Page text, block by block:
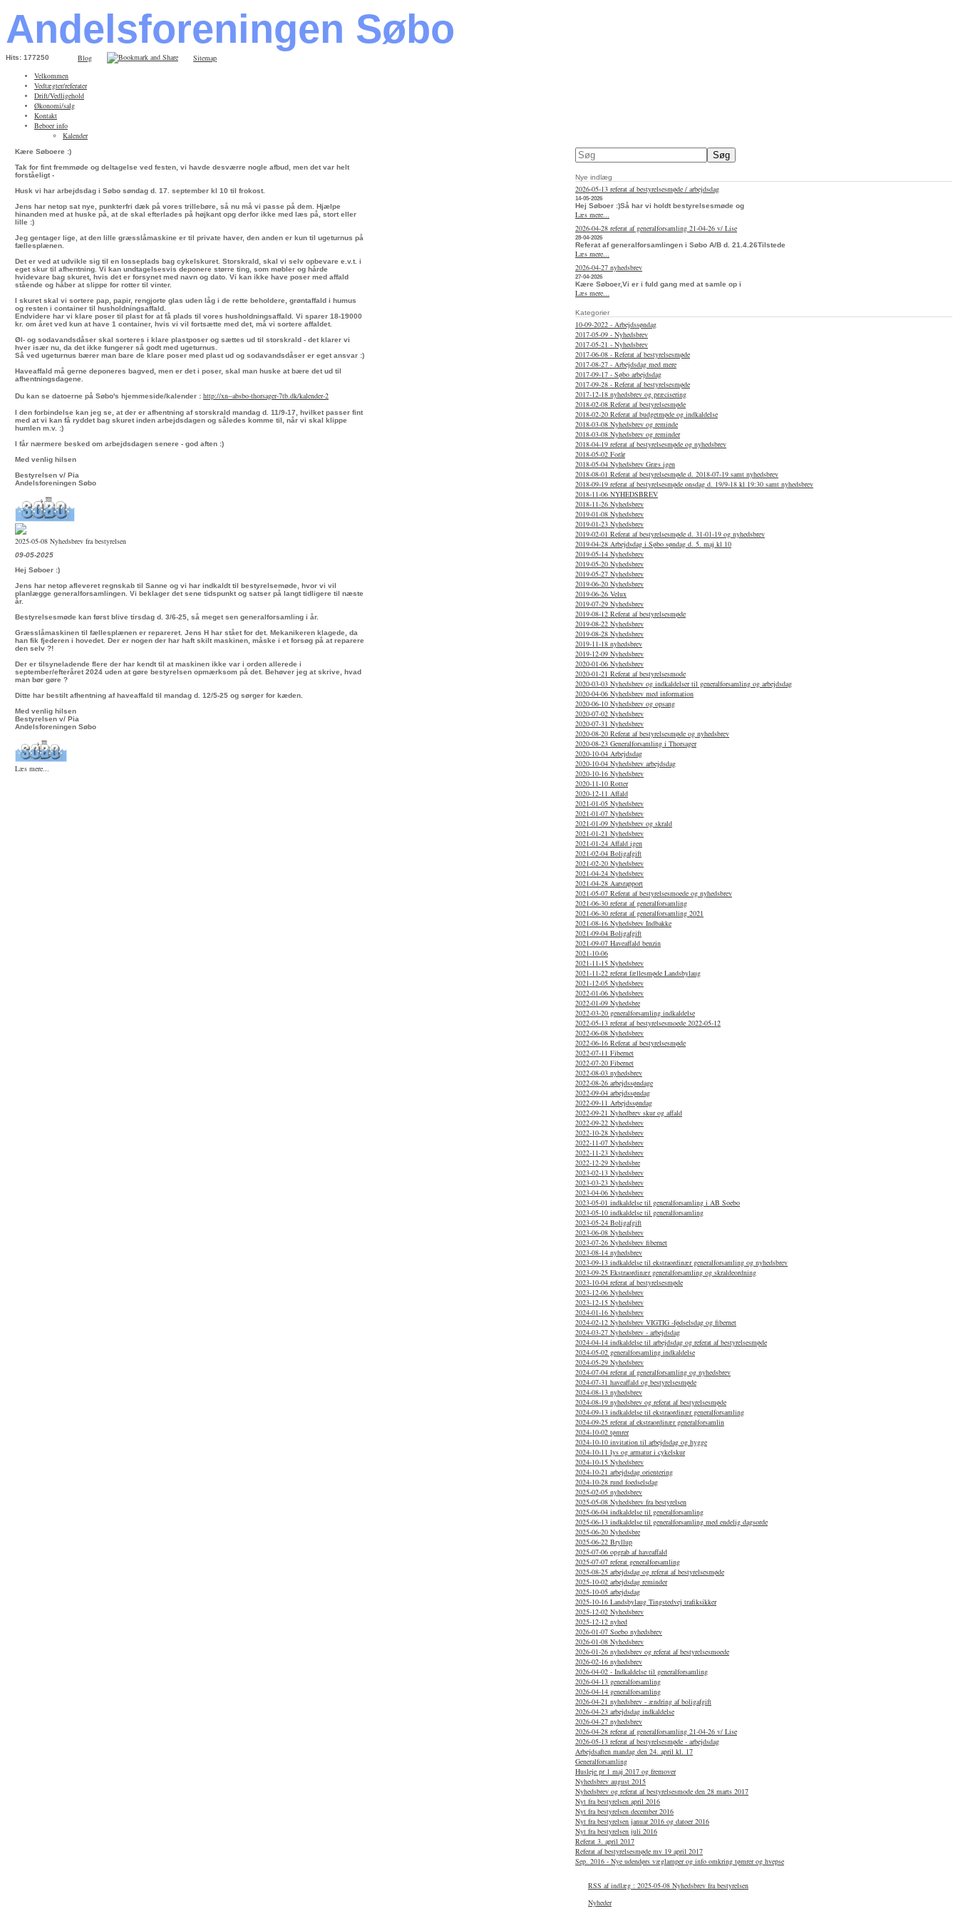
Andelsforeningen Søbo
Hits: 177250 Blog
Sitemap
Velkommen
Vedtægter/referater
Drift/Vedligehold
Økonomi/salg
Kontakt
Beboer info
Kalender
Kære Søboere :)
Tak for fint fremmøde og deltagelse ved festen, vi havde desværre nogle afbud, men det var helt
forståeligt -
Husk vi har arbejdsdag i Søbo søndag d. 17. september kl 10 til frokost.
Jens har netop sat nye, punkterfri dæk på vores trillebøre, så nu må vi passe på dem. Hjælpe
hinanden med at huske på, at de skal efterlades på højkant opg derfor ikke med læs på, stort eller
lille :)
Jeg gentager lige, at den lille græsslåmaskine er til private haver, den anden er kun til ugeturnus på
fællesplænen.
Det er ved at udvikle sig til en losseplads bag cykelskuret. Storskrald, skal vi selv opbevare e.v.t. i
eget skur til afhentning. Vi kan undtagelsesvis deponere større ting, som møbler og hårde
hvidevare bag skuret, hvis det er forsynet med navn og dato. Vi kan ikke have poser med affald
stående og håber at slippe for rotter til vinter.
I skuret skal vi sortere pap, papir, rengjorte glas uden låg i de rette beholdere, grøntaffald i humus
og resten i container til husholdningsaffald.
Endvidere har vi klare poser til plast for at få plads til vores husholdningsaffald. Vi sparer 18-19000
kr. om året ved kun at have 1 container, hvis vi vil fortsætte med det, må vi sortere affaldet.
Øl- og sodavandsdåser skal sorteres i klare plastposer og sættes ud til storskrald - det klarer vi
hver især nu, da det ikke fungerer så godt med ugeturnus.
Så ved ugeturnus bærer man bare de klare poser med plast ud og sodavandsdåser er eget ansvar :)
Haveaffald må gerne deponeres bagved, men er det i poser, skal man huske at bære det ud til
afhentningsdagene.
Du kan se datoerne på Søbo's hjemmeside/kalender : http://xn--absbo-thorsager-7tb.dk/kalender-2
I den forbindelse kan jeg se, at der er afhentning af storskrald mandag d. 11/9-17, hvilket passer fint
med at vi kan få ryddet bag skuret inden arbejdsdagen og således komme til, når vi skal klippe
humlen m.v. :)
I får nærmere besked om arbejdsdagen senere - god aften :)
Med venlig hilsen
Bestyrelsen v/ Pia
Andelsforeningen Søbo
2025-05-08 Nyhedsbrev fra bestyrelsen
09-05-2025
Hej Søboer :)
Jens har netop afleveret regnskab til Sanne og vi har indkaldt til bestyrelsemøde, hvor vi vil
planlægge generalforsamlingen. Vi beklager det sene tidspunkt og satser på langt tidligere til næste
år.
Bestyrelsesmøde kan først blive tirsdag d. 3/6-25, så meget sen generalforsamling i år.
Græsslåmaskinen til fællesplænen er repareret. Jens H har stået for det. Mekanikeren klagede, da
han fik fjederen i hovedet. Der er nogen der har haft skilt maskinen, måske i et forsøg på at reparere
den selv ?!
Der er tilsyneladende flere der har kendt til at maskinen ikke var i orden allerede i
september/efteråret 2024 uden at gøre bestyrelsen opmærksom på det. Behøver jeg at skrive, hvad
man bør gøre ?
Ditte har bestilt afhentning af haveaffald til mandag d. 12/5-25 og sørger for kæden.
Med venlig hilsen
Bestyrelsen v/ Pia
Andelsforeningen Søbo
Læs mere...
Nye indlæg
2026-05-13 referat af bestyrelsesmøde / arbejdsdag
14-05-2026
Hej Søboer :)Så har vi holdt bestyrelsesmøde og
Læs mere...
2026-04-28 referat af generalforsamling 21-04-26 v/ Lise
28-04-2026
Referat af generalforsamlingen i Søbo A/B d. 21.4.26Tilstede
Læs mere...
2026-04-27 nyhedsbrev
27-04-2026
Kære Søboer,Vi er i fuld gang med at samle op i
Læs mere...
Kategorier
10-09-2022 - Arbejdssøndag
2017-05-09 - Nyhedsbrev
2017-05-21 - Nyhedsbrev
2017-06-08 - Referat af bestyrelsesmøde
2017-08-27 - Arbejdsdag med mere
2017-09-17 - Søbo arbejdsdag
2017-09-28 - Referat af bestyrelsesmøde
2017-12-18 nyhedsbrev og præcisering
2018-02-08 Referat af bestyrelsesmøde
2018-02-20 Referat af budgetmøde og indkaldelse
2018-03-08 Nyhedsbrev og reminde
2018-03-08 Nyhedsbrev og reminder
2018-04-19 referat af bestyrelsesmøde og nyhedsbrev
2018-05-02 Forår
2018-05-04 Nyhedsbrev Græs igen
2018-08-01 Referat af bestyrelsesmøde d. 2018-07-19 samt nyhedsbrev
2018-09-19 referat af bestyrelsesmøde onsdag d. 19/9-18 kl 19:30 samt nyhedsbrev
2018-11-06 NYHEDSBREV
2018-11-26 Nyhedsbrev
2019-01-08 Nyhedsbrev
2019-01-23 Nyhedsbrev
2019-02-01 Referat af bestyrelsesmøde d. 31-01-19 og nyhedsbrev
2019-04-28 Arbejdsdag i Søbo søndag d. 5. maj kl 10
2019-05-14 Nyhedsbrev
2019-05-20 Nyhedsbrev
2019-05-27 Nyhedsbrev
2019-06-20 Nyhedsbrev
2019-06-26 Velux
2019-07-29 Nyhedsbrev
2019-08-12 Referat af bestyrelsesmøde
2019-08-22 Nyhedsbrev
2019-08-28 Nyhedsbrev
2019-11-18 nyhedsbrev
2019-12-09 Nyhedsbrev
2020-01-06 Nyhedsbrev
2020-01-21 Referat af bestyrelsesmode
2020-03-03 Nyhedsbrev og indkaldelser til generalforsamling og arbejdsdag
2020-04-06 Nyhedsbrev med information
2020-06-10 Nyhedsbrev og opsang
2020-07-02 Nyhedsbrev
2020-07-31 Nyhedsbrev
2020-08-20 Referat af bestyrelsesmøde og nyhedsbrev
2020-08-23 Generalforsamling i Thorsager
2020-10-04 Arbejdsdag
2020-10-04 Nyhedsbrev arbejdsdag
2020-10-16 Nyhedsbrev
2020-11-10 Rotter
2020-12-11 Affald
2021-01-05 Nyhedsbrev
2021-01-07 Nyhedsbrev
2021-01-09 Nyhedsbrev og skrald
2021-01-21 Nyhedsbrev
2021-01-24 Affald igen
2021-02-04 Boligafgift
2021-02-20 Nyhedsbrev
2021-04-24 Nyhedsbrev
2021-04-28 Aarsrapport
2021-05-07 Referat af bestyrelsesmoede og nyhedsbrev
2021-06-30 referat af generalforsamling
2021-06-30 referat af generalforsamling 2021
2021-08-16 Nyhedsbrev Indbakke
2021-09-04 Boligafgift
2021-09-07 Haveaffald benzin
2021-10-06
2021-11-15 Nyhedsbrev
2021-11-22 referat fællesmøde Landsbylaug
2021-12-05 Nyhedsbrev
2022-01-06 Nyhedsbrev
2022-01-09 Nyhedsbre
2022-03-20 generalforsamling indkaldelse
2022-05-13 referat af bestyrelsesmoede 2022-05-12
2022-06-08 Nyhedsbrev
2022-06-16 Referat af bestyrelsesmøde
2022-07-11 Fibernet
2022-07-20 Fibernet
2022-08-03 nyhedsbrev
2022-08-26 arbejdssøndage
2022-09-04 arbejdssøndag
2022-09-11 Arbejdssøndag
2022-09-21 Nyhedbrev skur og affald
2022-09-22 Nyhedsbrev
2022-10-28 Nyhedsbrev
2022-11-07 Nyhedsbrev
2022-11-23 Nyhedsbrev
2022-12-29 Nyhedsbre
2023-02-13 Nyhedsbrev
2023-03-23 Nyhedsbrev
2023-04-06 Nyhedsbrev
2023-05-01 indkaldelse til generalforsamling i AB Soebo
2023-05-10 indkaldelse til generalforsamling
2023-05-24 Boligafgift
2023-06-08 Nyhedsbrev
2023-07-26 Nyhedsbrev fibernet
2023-08-14 nyhedsbrev
2023-09-13 indkaldelse til ekstraordinær generalforsamling og nyhedsbrev
2023-09-25 Ekstraordinær generalforsamling og skraldeordning
2023-10-04 referat af bestyrelsesmøde
2023-12-06 Nyhedsbrev
2023-12-15 Nyhedsbrev
2024-01-16 Nyhedsbrev
2024-02-12 Nyhedsbrev VIGTIG -fødselsdag og fibernet
2024-03-27 Nyhedsbrev - arbejdsdag
2024-04-14 indkaldelse til arbejdsdag og referat af bestyrelsesmøde
2024-05-02 generalforsamling indkaldelse
2024-05-29 Nyhedsbrev
2024-07-04 referat af generalforsamling og nyhedsbrev
2024-07-31 haveaffald og bestyrelsesmøde
2024-08-13 nyhedsbrev
2024-08-19 nyhedsbrev og referat af bestyrelsesmøde
2024-09-13 indkaldelse til ekstraordinær generalforsamling
2024-09-25 referat af ekstraordinær generalforsamlin
2024-10-02 tømrer
2024-10-10 invitation til arbejdsdag og hygge
2024-10-11 lys og armatur i cykelskur
2024-10-15 Nyhedsbrev
2024-10-21 arbejdsdag orientering
2024-10-28 rund foedselsdag
2025-02-05 nyhedsbrev
2025-05-08 Nyhedsbrev fra bestyrelsen
2025-06-04 indkaldelse til generalforsamling
2025-06-13 indkaldelse til generalforsamling med endelig dagsorde
2025-06-20 Nyhedsbre
2025-06-22 Bryllup
2025-07-06 opgrab af haveaffald
2025-07-07 referat generalforsamling
2025-08-25 arbejdsdag og referat af bestyrelsesmøde
2025-10-02 arbejdsdag reminder
2025-10-05 arbejdsdag
2025-10-16 Landsbylaug Tingstedvej trafiksikker
2025-12-02 Nyhedsbrev
2025-12-12 nyhed
2026-01-07 Soebo nyhedsbrev
2026-01-08 Nyhedsbrev
2026-01-26 nyhedsbrev og referat af bestyrelsesmoede
2026-02-16 nyhedsbrev
2026-04-02 - Indkaldelse til generalforsamling
2026-04-13 generalforsamling
2026-04-14 generalforsamling
2026-04-21 nyhedsbrev - ændring af boligafgift
2026-04-23 arbejdsdag indkaldelse
2026-04-27 nyhedsbrev
2026-04-28 referat af generalforsamling 21-04-26 v/ Lise
2026-05-13 referat af bestyrelsesmøde - arbejdsdag
Arbejdsaften mandag den 24. april kl. 17
Generalforsamling
Husleje pr 1 maj 2017 og fremover
Nyhedsbrev august 2015
Nyhedsbrev og referat af bestyrelsesmode den 28 marts 2017
Nyt fra bestyrelsen april 2016
Nyt fra bestyrelsen december 2016
Nyt fra bestyrelsen januar 2016 og datoer 2016
Nyt fra bestyrelsen juli 2016
Referat 3. april 2017
Referat af bestyrelsesmøde mv 19 april 2017
Sep. 2016 - Nye udendørs væglamper og info omkring tømrer og hvepse
RSS af indlæg : 2025-05-08 Nyhedsbrev fra bestyrelsen
Nyheder